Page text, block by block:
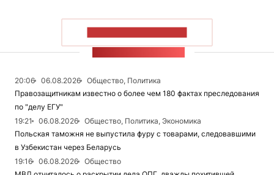
20:06 06.08.2026
Общество, Политика
Правозащитникам известно о более чем 180 фактах преследования
по "делу ЕГУ"
19:21
06.08.2026
Общество, Политика, Экономика
Польская таможня не выпустила фуру с товарами, следовавшими
в Узбекистан через Беларусь
19:16
06.08.2026
Общество